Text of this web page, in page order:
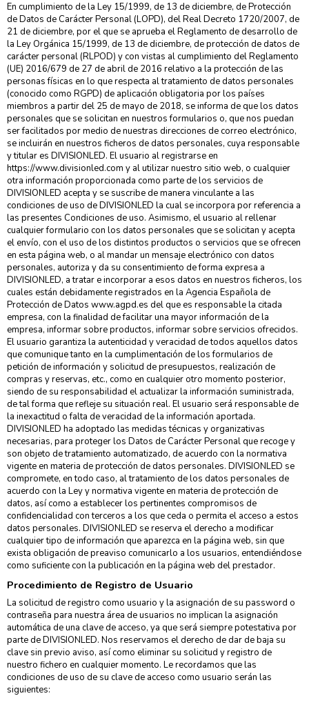
En cumplimiento de la Ley 15/1999, de 13 de diciembre, de Protección
de Datos de Carácter Personal (LOPD), del Real Decreto 1720/2007, de
21 de diciembre, por el que se aprueba el Reglamento de desarrollo de
la Ley Orgánica 15/1999, de 13 de diciembre, de protección de datos de
carácter personal (RLPOD) y con vistas al cumplimiento del Reglamento
(UE) 2016/679 de 27 de abril de 2016 relativo a la protección de las
personas físicas en lo que respecta al tratamiento de datos personales
(conocido como RGPD) de aplicación obligatoria por los países
miembros a partir del 25 de mayo de 2018, se informa de que los datos
personales que se solicitan en nuestros formularios o, que nos puedan
ser facilitados por medio de nuestras direcciones de correo electrónico,
se incluirán en nuestros ficheros de datos personales, cuya responsable
y titular es DIVISIONLED. El usuario al registrarse en
https://www.divisionled.com y al utilizar nuestro sitio web, o cualquier
otra información proporcionada como parte de los servicios de
DIVISIONLED acepta y se suscribe de manera vinculante a las
condiciones de uso de DIVISIONLED la cual se incorpora por referencia a
las presentes Condiciones de uso. Asimismo, el usuario al rellenar
cualquier formulario con los datos personales que se solicitan y acepta
el envío, con el uso de los distintos productos o servicios que se ofrecen
en esta página web, o al mandar un mensaje electrónico con datos
personales, autoriza y da su consentimiento de forma expresa a
DIVISIONLED, a tratar e incorporar a esos datos en nuestros ficheros, los
cuales están debidamente registrados en la Agencia Española de
Protección de Datos www.agpd.es del que es responsable la citada
empresa, con la finalidad de facilitar una mayor información de la
empresa, informar sobre productos, informar sobre servicios ofrecidos.
El usuario garantiza la autenticidad y veracidad de todos aquellos datos
que comunique tanto en la cumplimentación de los formularios de
petición de información y solicitud de presupuestos, realización de
compras y reservas, etc., como en cualquier otro momento posterior,
siendo de su responsabilidad el actualizar la información suministrada,
de tal forma que refleje su situación real. El usuario será responsable de
la inexactitud o falta de veracidad de la información aportada.
DIVISIONLED ha adoptado las medidas técnicas y organizativas
necesarias, para proteger los Datos de Carácter Personal que recoge y
son objeto de tratamiento automatizado, de acuerdo con la normativa
vigente en materia de protección de datos personales. DIVISIONLED se
compromete, en todo caso, al tratamiento de los datos personales de
acuerdo con la Ley y normativa vigente en materia de protección de
datos, así como a establecer los pertinentes compromisos de
confidencialidad con terceros a los que ceda o permita el acceso a estos
datos personales. DIVISIONLED se reserva el derecho a modificar
cualquier tipo de información que aparezca en la página web, sin que
exista obligación de preaviso comunicarlo a los usuarios, entendiéndose
como suficiente con la publicación en la página web del prestador.
Procedimiento de Registro de Usuario
La solicitud de registro como usuario y la asignación de su password o
contraseña para nuestra área de usuarios no implican la asignación
automática de una clave de acceso, ya que será siempre potestativa por
parte de DIVISIONLED. Nos reservamos el derecho de dar de baja su
clave sin previo aviso, así como eliminar su solicitud y registro de
nuestro fichero en cualquier momento. Le recordamos que las
condiciones de uso de su clave de acceso como usuario serán las
siguientes: